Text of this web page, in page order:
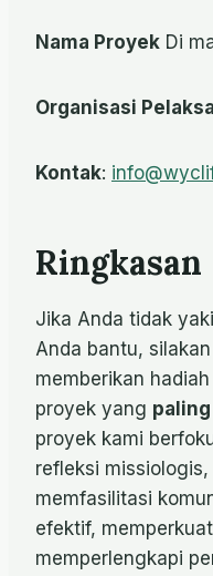
Nama Proyek Di
Organisasi
Kontak:
Ringkasan
Jika Anda tidak
Anda bantu,
memberikan
proyek yang
proyek kami
refleksi
memfasilitasi
efektif,
memperlengkapi